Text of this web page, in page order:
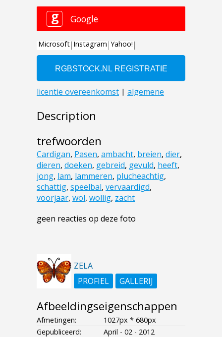
Description
trefwoorden
Cardigan, Pasen, ambacht, breien, dier,
dieren, doeken, gebreid, gevuld, heeft,
jong, lam, lammeren, plucheachtig,
schattig, speelbal, vervaardigd,
voorjaar, wol, wollig, zacht
geen reacties op deze foto
ZELA
PROFIEL
GALLERIJ
Afbeeldingseigenschappen
Afmetingen:
1027px * 680px
Gepubliceerd:
April - 02 - 2012